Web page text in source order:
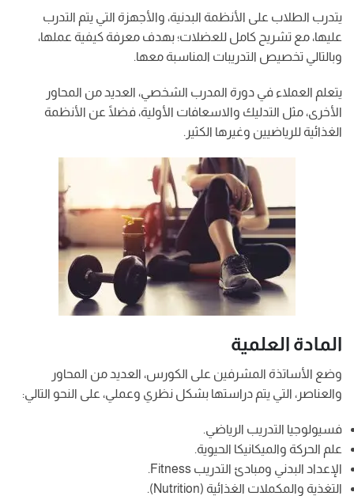
يتدرب الطلاب على الأنظمة البدنية، والأجهزة التي يتم التدرب
عليها، مع تشريح كامل للعضلات؛ بهدف معرفة كيفية عملها،
وبالتالي تخصيص التدريبات المناسبة معها.
يتعلم العملاء في دورة المدرب الشخصي، العديد من المحاور
الأخرى، مثل التدليك والاسعافات الأولية، فضلًا عن الأنظمة
الغذائية للرياضيين وغيرها الكثير.
المادة العلمية
وضع الأساتذة المشرفين على الكورس، العديد من المحاور
والعناصر، التي يتم دراستها بشكل نظري وعملي، على النحو التالي:
فسيولوجيا التدريب الرياضي.
علم الحركة والميكانيكا الحيوية.
الإعداد البدني ومبادئ التدريب Fitness.
التغذية والمكملات الغذائية (Nutrition).